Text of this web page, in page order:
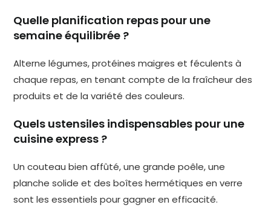
Quelle planification repas pour une
semaine équilibrée ?
Alterne légumes, protéines maigres et féculents à
chaque repas, en tenant compte de la fraîcheur des
produits et de la variété des couleurs.
Quels ustensiles indispensables pour une
cuisine express ?
Un couteau bien affûté, une grande poêle, une
planche solide et des boîtes hermétiques en verre
sont les essentiels pour gagner en efficacité.